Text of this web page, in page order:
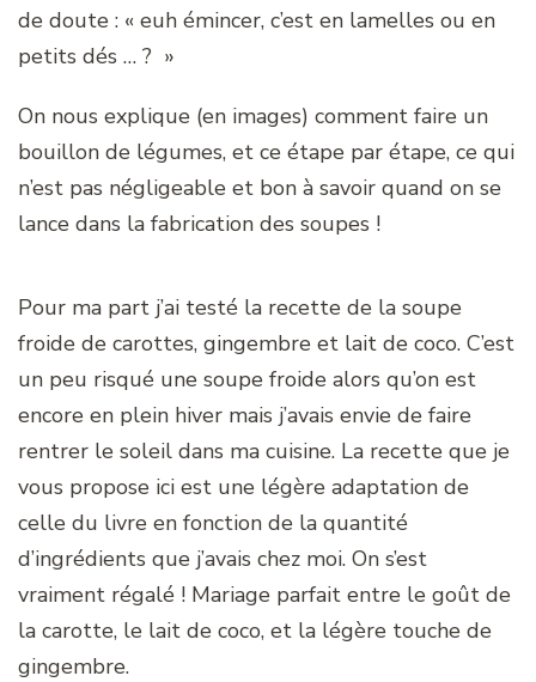
de doute : « euh émincer, c’est en lamelles ou en
petits dés … ? »
On nous explique (en images) comment faire un
bouillon de légumes, et ce étape par étape, ce qui
n’est pas négligeable et bon à savoir quand on se
lance dans la fabrication des soupes !
Pour ma part j’ai testé la recette de la soupe
froide de carottes, gingembre et lait de coco. C’est
un peu risqué une soupe froide alors qu’on est
encore en plein hiver mais j’avais envie de faire
rentrer le soleil dans ma cuisine. La recette que je
vous propose ici est une légère adaptation de
celle du livre en fonction de la quantité
d’ingrédients que j’avais chez moi. On s’est
vraiment régalé ! Mariage parfait entre le goût de
la carotte, le lait de coco, et la légère touche de
gingembre.